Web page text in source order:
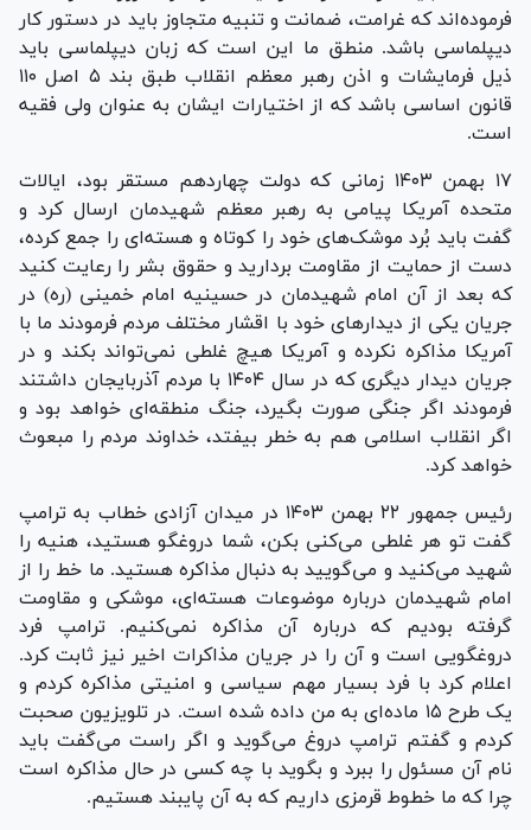
فرموده‌اند که غرامت، ضمانت و تنبیه متجاوز باید در دستور کار
دیپلماسی باشد. منطق ما این است که زبان دیپلماسی باید
ذیل فرمایشات و اذن رهبر معظم انقلاب طبق بند ۵ اصل ۱۱۰
قانون اساسی باشد که از اختیارات ایشان به عنوان ولی فقیه
است.
۱۷ بهمن ۱۴۰۳ زمانی که دولت چهاردهم مستقر بود، ایالات
متحده آمریکا پیامی به رهبر معظم شهیدمان ارسال کرد و
گفت باید بُرد موشک‌های خود را کوتاه و هسته‌ای را جمع کرده،
دست از حمایت از مقاومت بردارید و حقوق بشر را رعایت کنید
که بعد از آن امام شهیدمان در حسینیه امام خمینی (ره) در
جریان یکی از دیدار‌های خود با اقشار مختلف مردم فرمودند ما با
آمریکا مذاکره نکرده و آمریکا هیچ غلطی نمی‌تواند بکند و در
جریان دیدار دیگری که در سال ۱۴۰۴ با مردم آذربایجان داشتند
فرمودند اگر جنگی صورت بگیرد، جنگ منطقه‌ای خواهد بود و
اگر انقلاب اسلامی هم به خطر بیفتد، خداوند مردم را مبعوث
خواهد کرد.
رئیس جمهور ۲۲ بهمن ۱۴۰۳ در میدان آزادی خطاب به ترامپ
گفت تو هر غلطی می‌کنی بکن، شما دروغگو هستید، هنیه را
شهید می‌کنید و می‌گویید به دنبال مذاکره هستید. ما خط را از
امام شهیدمان درباره موضوعات هسته‌ای، موشکی و مقاومت
گرفته بودیم که درباره آن مذاکره نمی‌کنیم. ترامپ فرد
دروغگویی است و آن را در جریان مذاکرات اخیر نیز ثابت کرد.
اعلام کرد با فرد بسیار مهم سیاسی و امنیتی مذاکره کردم و
یک طرح ۱۵ ماده‌ای به من داده شده است. در تلویزیون صحبت
کردم و گفتم ترامپ دروغ می‌گوید و اگر راست می‌گفت باید
نام آن مسئول را ببرد و بگوید با چه کسی در حال مذاکره است
چرا که ما خطوط قرمزی داریم که به آن پایبند هستیم.